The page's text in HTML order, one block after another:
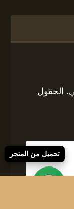
الحقول
تحميل من المتجر